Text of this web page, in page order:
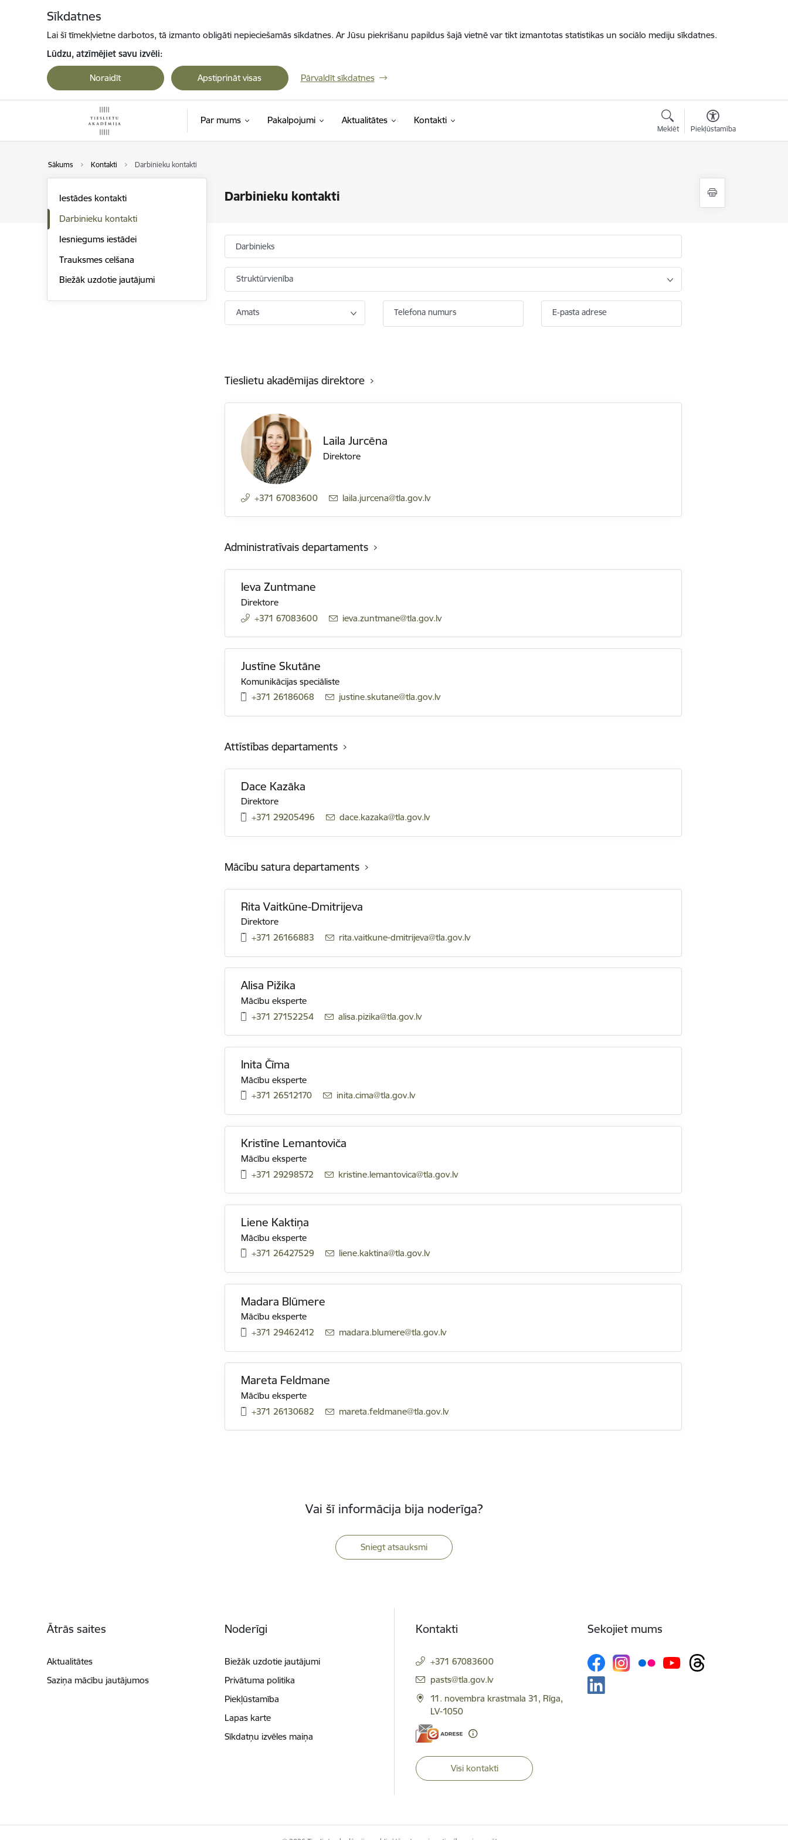
Sīkdatnes
Lai šī tīmekļvietne darbotos, tā izmanto obligāti nepieciešamās sīkdatnes. Ar Jūsu piekrišanu papildus šajā vietnē var tikt izmantotas statistikas un sociālo mediju sīkdatnes.
Lūdzu, atzīmējiet savu izvēli:
Noraidīt Apstiprināt visas Pārvaldīt sīkdatnes
Par mums Pakalpojumi Aktualitātes Kontakti
Meklēt Piekļūstamība
Sākums Kontakti Darbinieku kontakti
Darbinieku kontakti
Iestādes kontakti
Darbinieku kontakti
Iesniegums iestādei
Trauksmes celšana
Biežāk uzdotie jautājumi
Darbinieks
Struktūrvienība
Amats Telefona numurs E-pasta adrese
Tieslietu akadēmijas direktore
Laila Jurcēna
Direktore
+371 67083600 E-pasts:
laila.jurcena@tla.gov.lv
Administratīvais departaments
Ieva Zuntmane
Direktore
+371 67083600
E-pasts:
ieva.zuntmane@tla.gov.lv
Justīne Skutāne
Komunikācijas speciāliste
+371 26186068
E-pasts:
justine.skutane@tla.gov.lv
Attīstības departaments
Dace Kazāka
Direktore
+371 29205496
E-pasts:
dace.kazaka@tla.gov.lv
Mācību satura departaments
Rita Vaitkūne-Dmitrijeva
Direktore
+371 26166883
E-pasts:
rita.vaitkune-dmitrijeva@tla.gov.lv
Alisa Pižika
Mācību eksperte
+371 27152254
E-pasts:
alisa.pizika@tla.gov.lv
Inita Čīma
Mācību eksperte
+371 26512170
E-pasts:
inita.cima@tla.gov.lv
Kristīne Lemantoviča
Mācību eksperte
+371 29298572
E-pasts:
kristine.lemantovica@tla.gov.lv
Liene Kaktiņa
Mācību eksperte
+371 26427529
E-pasts:
liene.kaktina@tla.gov.lv
Madara Blūmere
Mācību eksperte
+371 29462412
E-pasts:
madara.blumere@tla.gov.lv
Mareta Feldmane
Mācību eksperte
+371 26130682
E-pasts:
mareta.feldmane@tla.gov.lv
Vai šī informācija bija noderīga?
Sniegt atsauksmi
Ātrās saites
Aktualitātes
Saziņa mācību jautājumos
Noderīgi
Biežāk uzdotie jautājumi
Privātuma politika
Piekļūstamība
Lapas karte
Sīkdatņu izvēles maiņa
Kontakti
+371 67083600
E-pasts:
pasts@tla.gov.lv
11. novembra krastmala 31, Rīga,
LV-1050
Visi kontakti
Sekojiet mums